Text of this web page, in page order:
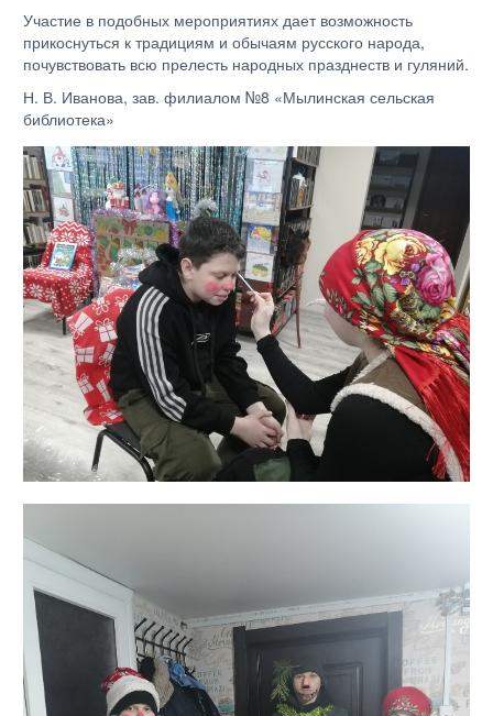
Участие в подобных мероприятиях дает возможность
прикоснуться к традициям и обычаям русского народа,
почувствовать всю прелесть народных празднеств и гуляний.
Н. В. Иванова, зав. филиалом №8 «Мылинская сельская
библиотека»